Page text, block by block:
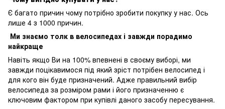
Є багато причин чому потрібно зробити покупку у нас. Ось
лише 4 з 1000 причин.
Ми знаємо толк в велосипедах і завжди порадимо
найкраще
Навіть якщо Ви на 100% впевнені в своєму виборі, ми
завжди поцікавимося під який зріст потрібен велосипед і
для кого він буде призначений. Адже правильний вибір
велосипеда за розміром рами і його призначенню є
ключовим фактором при купівлі даного засобу пересування.